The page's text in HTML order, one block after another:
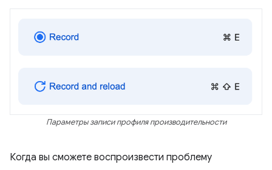
Параметры записи профиля производительности
Когда вы сможете воспроизвести проблему